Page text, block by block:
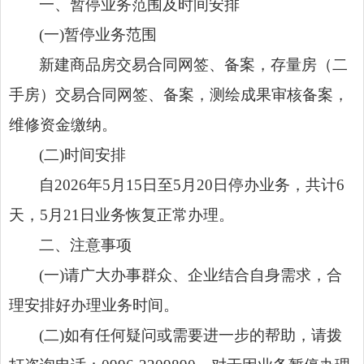
一、暂停业务范围及时间安排
(一)暂停业务范围
新建商品房交易合同网签、备案，存量房（二
手房）交易合同网签、备案，测绘成果审核备案，
维修资金缴纳。
(二)时间安排
自2026年5月15日至5月20日停办业务，共计6
天，5月21日业务恢复正常办理。
二、注意事项
(一)请广大办事群众、企业结合自身需求，合
理安排好办理业务时间。
(二)如有任何疑问或需要进一步的帮助，请拨